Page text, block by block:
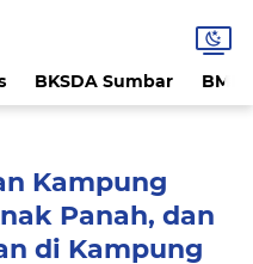
BKSDA Sumbar
Kampung
Panah, dan
di Kampung